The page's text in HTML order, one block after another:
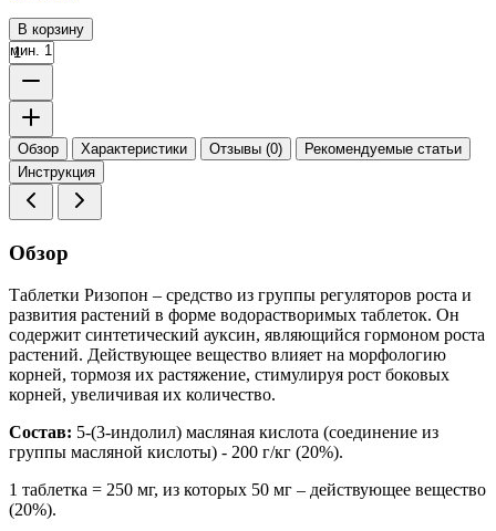
В корзину
мин. 1
Обзор Характеристики Отзывы (0)
Рекомендуемые статьи
Инструкция
Обзор
Таблетки Ризопон – средство из группы регуляторов роста и
развития растений в форме водорастворимых таблеток. Он
содержит синтетический ауксин, являющийся гормоном роста
растений. Действующее вещество влияет на морфологию
корней, тормозя их растяжение, стимулируя рост боковых
корней, увеличивая их количество.
Состав: 5-(3-индолил) масляная кислота (соединение из
группы масляной кислоты) - 200 г/кг (20%).
1 таблетка = 250 мг, из которых 50 мг – действующее вещество
(20%).